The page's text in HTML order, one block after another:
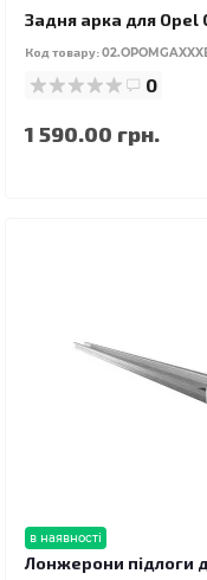
Задня арка для Opel
Код товару:
0
1 590.00 грн.
в наявності
Лонжерони підлоги